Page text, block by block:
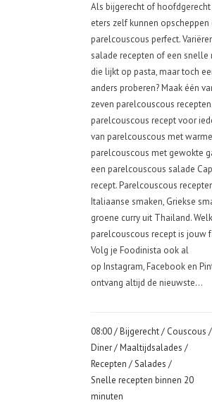
Als bijgerecht of
eters zelf kunnen opscheppen
parelcouscous perfect.
salade recepten of een snelle
die lijkt op pasta, maar toch
anders proberen? Maak één
zeven parelcouscous
parelcouscous recept voor
van parelcouscous met
parelcouscous met gewokte
een parelcouscous salade
recept. Parelcouscous
Italiaanse smaken, Griekse
groene curry uit Thailand. Welk
parelcouscous recept is jouw
Volg je Foodinista ook al
op Instagram, Facebook en
ontvang altijd de nieuwste...
08:00 /Bijgerecht/ Couscous /
Diner/Maaltijdsalades /
Recepten /Salades /
Snelle recepten binnen 20
minuten